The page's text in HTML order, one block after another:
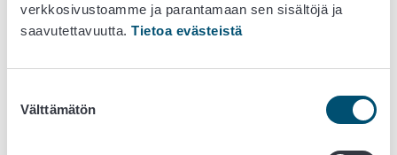
verkkosivustoamme ja parantamaan sen sisältöjä ja
saavutettavuutta. Tietoa evästeistä
valinta
Välttämätön
ruokailijoiden määrä ja koulu- tai toimintapäivien määrä
per kuukausi.
Jos haet tuen itse, sinun ei tarvitse lähettää
tukihakemuksella.